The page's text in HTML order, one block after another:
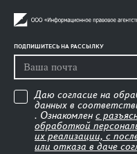
ПОДПИШИТЕСЬ НА РАССЫЛКУ
Даю согласие на
данных в
. Ознакомлен с
обработкой
их реализации, с
или отказа в даче